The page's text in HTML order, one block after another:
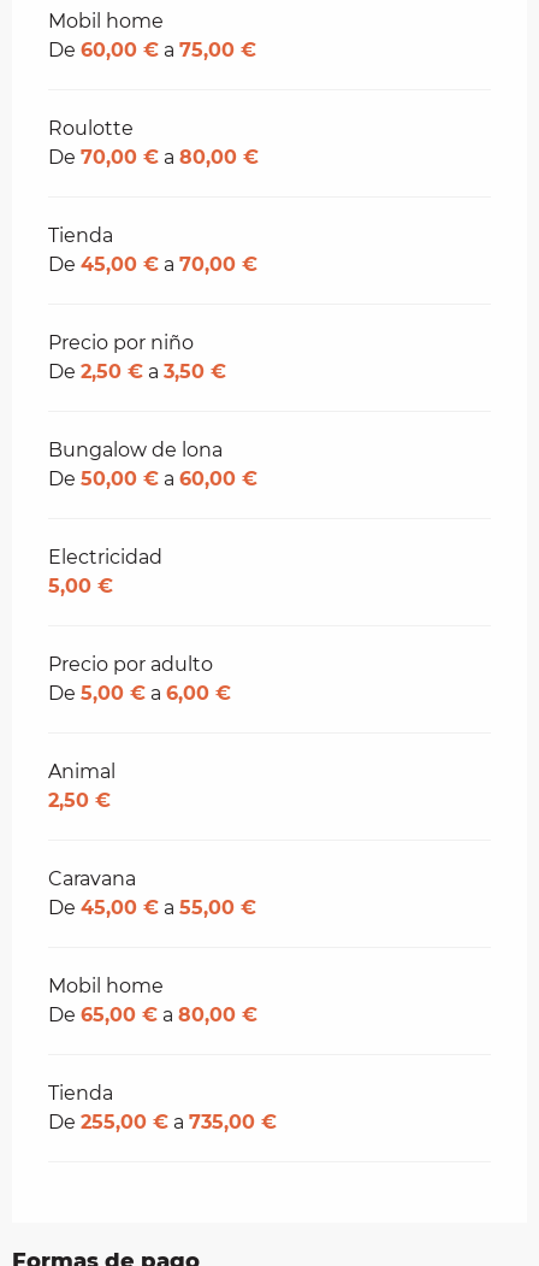
Mobil home
De 60,00 € a 75,00 €
Roulotte
De 70,00 € a 80,00 €
Tienda
De 45,00 € a 70,00 €
Precio por niño
De 2,50 € a 3,50 €
Bungalow de lona
De 50,00 € a 60,00 €
Electricidad
5,00 €
Precio por adulto
De 5,00 € a 6,00 €
Animal
2,50 €
Caravana
De 45,00 € a 55,00 €
Mobil home
De 65,00 € a 80,00 €
Tienda
De 255,00 € a 735,00 €